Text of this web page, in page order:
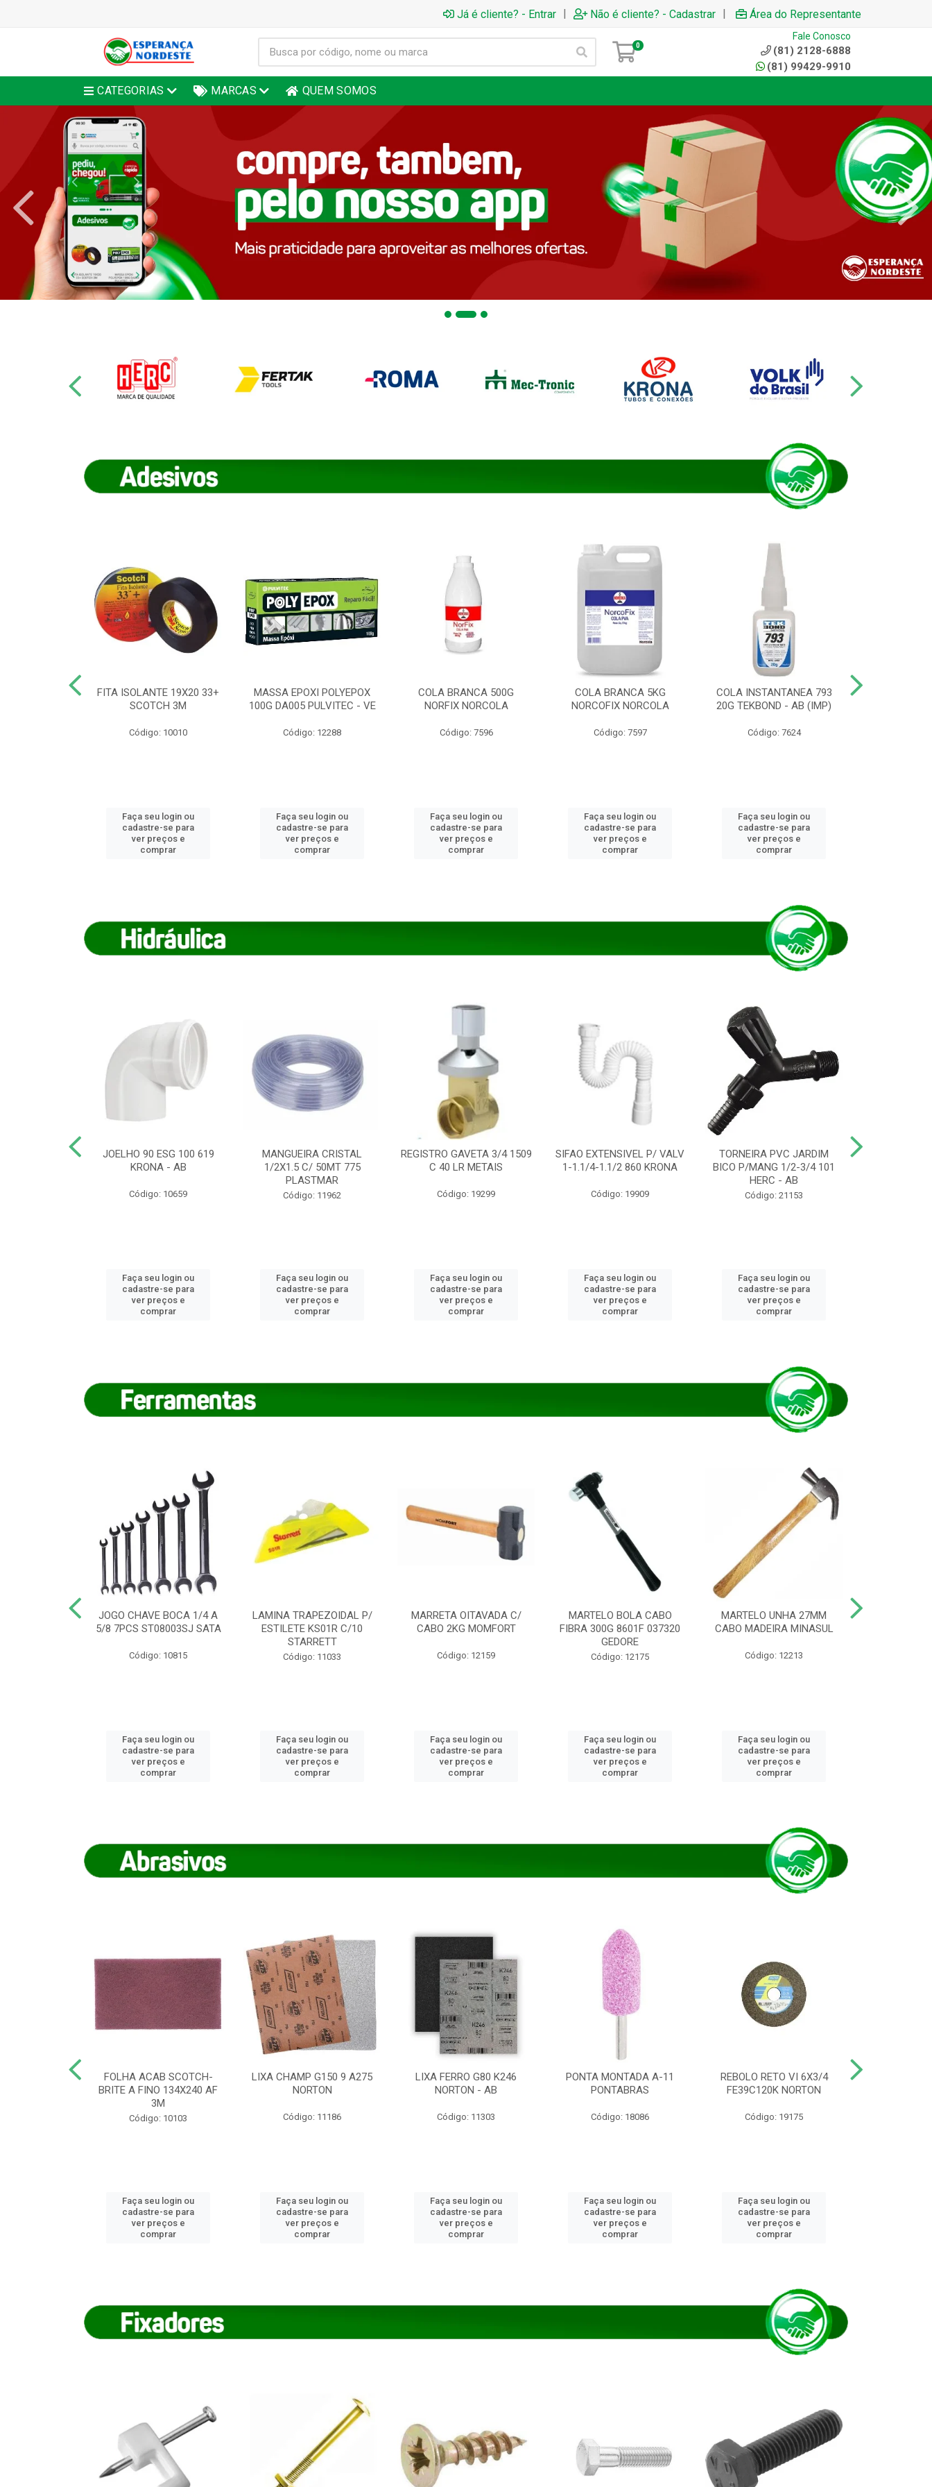
Já é cliente? - Entrar | Não é cliente? - Cadastrar | Área do Representante
0
Fale Conosco
(81) 2128-6888
(81) 99429-9910
CATEGORIAS MARCAS QUEM SOMOS
FITA ISOLANTE 19X20 33+
SCOTCH 3M
Código: 10010
Faça seu login ou
cadastre-se para
ver preços e
comprar
MASSA EPOXI POLYEPOX
100G DA005 PULVITEC - VE
Código: 12288
Faça seu login ou
cadastre-se para
ver preços e
comprar
COLA BRANCA 500G
NORFIX NORCOLA
Código: 7596
Faça seu login ou
cadastre-se para
ver preços e
comprar
COLA BRANCA 5KG
NORCOFIX NORCOLA
Código: 7597
Faça seu login ou
cadastre-se para
ver preços e
comprar
COLA INSTANTANEA 793
20G TEKBOND - AB (IMP)
Código: 7624
Faça seu login ou
cadastre-se para
ver preços e
comprar
JOELHO 90 ESG 100 619
KRONA - AB
Código: 10659
Faça seu login ou
cadastre-se para
ver preços e
comprar
MANGUEIRA CRISTAL
1/2X1.5 C/ 50MT 775
PLASTMAR
Código: 11962
Faça seu login ou
cadastre-se para
ver preços e
comprar
REGISTRO GAVETA 3/4 1509
C 40 LR METAIS
Código: 19299
Faça seu login ou
cadastre-se para
ver preços e
comprar
SIFAO EXTENSIVEL P/ VALV
1-1.1/4-1.1/2 860 KRONA
Código: 19909
Faça seu login ou
cadastre-se para
ver preços e
comprar
TORNEIRA PVC JARDIM
BICO P/MANG 1/2-3/4 101
HERC - AB
Código: 21153
Faça seu login ou
cadastre-se para
ver preços e
comprar
JOGO CHAVE BOCA 1/4 A
5/8 7PCS ST08003SJ SATA
Código: 10815
Faça seu login ou
cadastre-se para
ver preços e
comprar
LAMINA TRAPEZOIDAL P/
ESTILETE KS01R C/10
STARRETT
Código: 11033
Faça seu login ou
cadastre-se para
ver preços e
comprar
MARRETA OITAVADA C/
CABO 2KG MOMFORT
Código: 12159
Faça seu login ou
cadastre-se para
ver preços e
comprar
MARTELO BOLA CABO
FIBRA 300G 8601F 037320
GEDORE
Código: 12175
Faça seu login ou
cadastre-se para
ver preços e
comprar
MARTELO UNHA 27MM
CABO MADEIRA MINASUL
Código: 12213
Faça seu login ou
cadastre-se para
ver preços e
comprar
FOLHA ACAB SCOTCH-
BRITE A FINO 134X240 AF
3M
Código: 10103
Faça seu login ou
cadastre-se para
ver preços e
comprar
LIXA CHAMP G150 9 A275
NORTON
Código: 11186
Faça seu login ou
cadastre-se para
ver preços e
comprar
LIXA FERRO G80 K246
NORTON - AB
Código: 11303
Faça seu login ou
cadastre-se para
ver preços e
comprar
PONTA MONTADA A-11
PONTABRAS
Código: 18086
Faça seu login ou
cadastre-se para
ver preços e
comprar
REBOLO RETO VI 6X3/4
FE39C120K NORTON
Código: 19175
Faça seu login ou
cadastre-se para
ver preços e
comprar